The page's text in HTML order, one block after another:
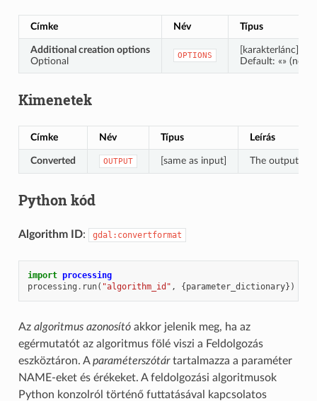
Címke Név Típus
Additional creation options
Optional
OPTIONS
[karakterlánc]
Default: «» (no
Kimenetek
Címke Név Típus Leírás
Converted OUTPUT [same as input] The output
Python kód
Algorithm ID: gdal:convertformat
import processing
processing . run( "algorithm_id" , {parameter_dictionary})
Az algoritmus azonosítóakkor jelenik meg, ha az
egérmutatót az algoritmus fölé viszi a Feldolgozás
eszköztáron. Aparaméterszótártartalmazza a paraméter
NAME-eket és érékeket. A feldolgozási algoritmusok
Python konzolról történő futtatásával kapcsolatos